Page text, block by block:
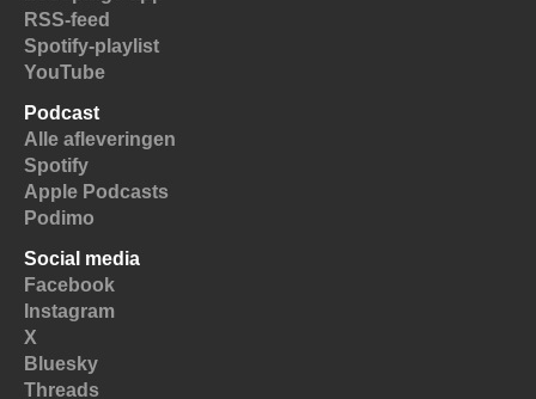
RSS-feed
Spotify-playlist
YouTube
Podcast
Alle afleveringen
Spotify
Apple Podcasts
Podimo
Social media
Facebook
Instagram
X
Bluesky
Threads